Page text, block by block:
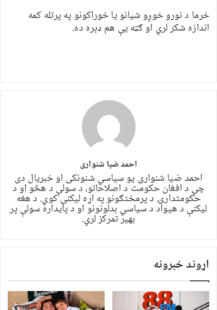
خرما د نورو خوږو شیانو یا خوراکونو په پرتله کمه
اندازه شکر لري او ګټه یې هم ډېره ده.
احمد ضیا شنواری
احمد ضیا شنواری یو سياسي شنونکی او خبریال دی
چې د افغان حکومت د اصلاحاتو، د سولې د هڅو او د
حکومتدارۍ د پرمختګونو په اړه لیکنې کوي. د هغه
لیکنې د هیواد د سیاسي بدلونونو او د پایداره سولې پر
بهیر تمرکز لري.
اړوند خبرونه